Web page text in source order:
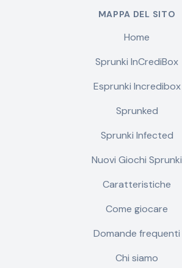
MAPPA DEL SITO
Home
Sprunki InCrediBox
Esprunki Incredibox
Sprunked
Sprunki Infected
Nuovi Giochi Sprunki
Caratteristiche
Come giocare
Domande frequenti
Chi siamo